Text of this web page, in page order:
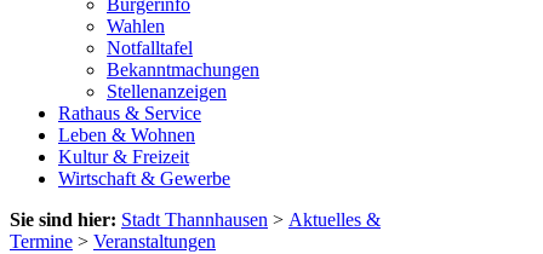
Bürgerinfo
Wahlen
Notfalltafel
Bekanntmachungen
Stellenanzeigen
Rathaus & Service
Leben & Wohnen
Kultur & Freizeit
Wirtschaft & Gewerbe
Sie sind hier: Stadt Thannhausen > Aktuelles &
Termine > Veranstaltungen